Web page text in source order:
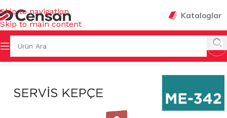
Skip to navigation
Skip to main content
Kataloglar
MUTFAK KEPÇE & KEVGİR & SPATULA & MAŞA & ÇIRPICI